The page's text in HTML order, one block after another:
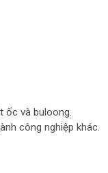
ốc và buloong.
công nghiệp khác.